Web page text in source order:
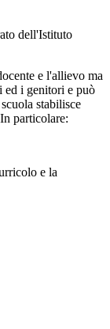
dell'Istituto
e l'allievo ma
ed i genitori e può
stabilisce
particolare:
e la